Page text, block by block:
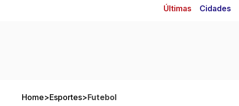
Últimas Cidades
Home>Esportes>Futebol